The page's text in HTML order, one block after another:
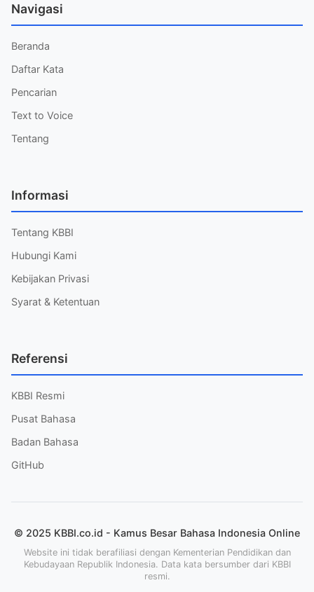
Navigasi
Beranda
Daftar Kata
Pencarian
Text to Voice
Tentang
Informasi
Tentang KBBI
Hubungi Kami
Kebijakan Privasi
Syarat & Ketentuan
Referensi
KBBI Resmi
Pusat Bahasa
Badan Bahasa
GitHub
© 2025 KBBI.co.id - Kamus Besar Bahasa Indonesia Online
Website ini tidak berafiliasi dengan Kementerian Pendidikan dan
Kebudayaan Republik Indonesia. Data kata bersumber dari KBBI
resmi.